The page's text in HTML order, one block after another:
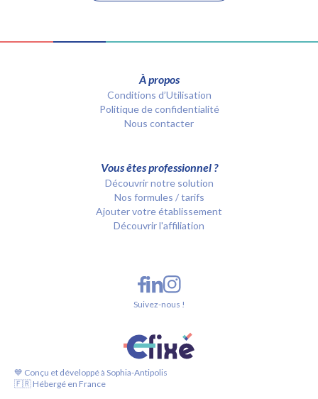
À propos
Conditions d’Utilisation
Politique de confidentialité
Nous contacter
Vous êtes professionnel ?
Découvrir notre solution
Nos formules / tarifs
Ajouter votre établissement
Découvrir l'affiliation
💙 Conçu et développé à Sophia-Antipolis
🇫🇷 Hébergé en France
Suivez-nous !